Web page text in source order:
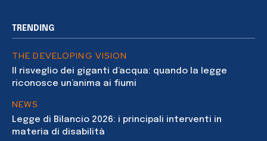
TRENDING
THE DEVELOPING VISION
Il risveglio dei giganti d’acqua: quando la legge
riconosce un’anima ai fiumi
NEWS
Legge di Bilancio 2026: i principali interventi in
materia di disabilità